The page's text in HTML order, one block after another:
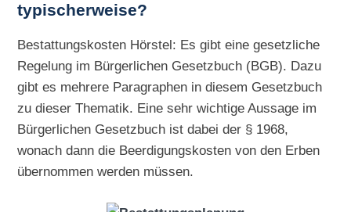
typischerweise?
Bestattungskosten Hörstel: Es gibt eine gesetzliche
Regelung im Bürgerlichen Gesetzbuch (BGB). Dazu
gibt es mehrere Paragraphen in diesem Gesetzbuch
zu dieser Thematik. Eine sehr wichtige Aussage im
Bürgerlichen Gesetzbuch ist dabei der § 1968,
wonach dann die Beerdigungskosten von den Erben
übernommen werden müssen.